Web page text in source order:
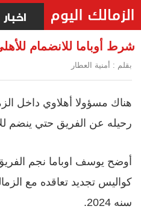
اخبار
شرط أوباما للانضمام
بقلم : أمنية العطار
هناك مسؤولا أهلاوي داخل
رحيله عن الفريق حتي ينضم
أوضح يوسف اوباما نجم
كواليس تجديد تعاقده مع
سنه 2024.